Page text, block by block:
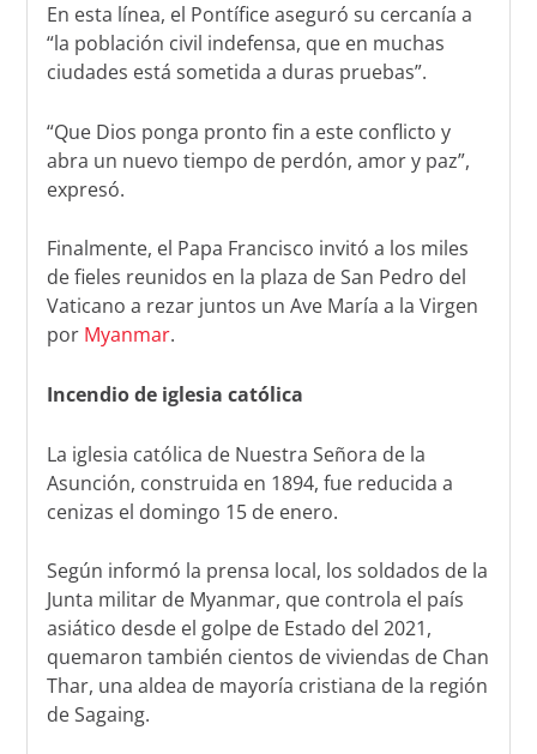
En esta línea, el Pontífice aseguró su cercanía a
“la población civil indefensa, que en muchas
ciudades está sometida a duras pruebas”.
“Que Dios ponga pronto fin a este conflicto y
abra un nuevo tiempo de perdón, amor y paz”,
expresó.
Finalmente, el Papa Francisco invitó a los miles
de fieles reunidos en la plaza de San Pedro del
Vaticano a rezar juntos un Ave María a la Virgen
por Myanmar.
Incendio de iglesia católica
La iglesia católica de Nuestra Señora de la
Asunción, construida en 1894, fue reducida a
cenizas el domingo 15 de enero.
Según informó la prensa local, los soldados de la
Junta militar de Myanmar, que controla el país
asiático desde el golpe de Estado del 2021,
quemaron también cientos de viviendas de Chan
Thar, una aldea de mayoría cristiana de la región
de Sagaing.